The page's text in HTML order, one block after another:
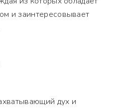
и заинтересовывает
дух и